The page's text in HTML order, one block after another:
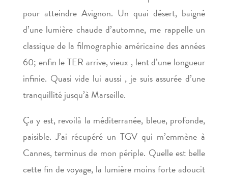
pour atteindre Avignon. Un quai désert, baigné
d’une lumière chaude d’automne, me rappelle un
classique de la filmographie américaine des années
60; enfin le TER arrive, vieux , lent d’une longueur
infinie. Quasi vide lui aussi , je suis assurée d’une
tranquillité jusqu’à Marseille.
Ça y est, revoilà la méditerranée, bleue, profonde,
paisible. J’ai récupéré un TGV qui m’emmène à
Cannes, terminus de mon périple. Quelle est belle
cette fin de voyage, la lumière moins forte adoucit